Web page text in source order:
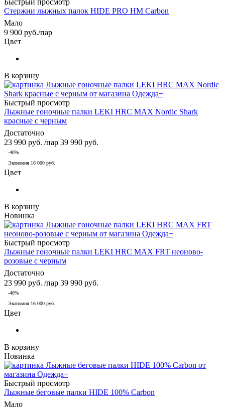
Стержни лыжных палок HIDE PRO HM Carbon
Мало
9 900 руб./пар
Цвет
В корзину
Быстрый просмотр
Лыжные гоночные палки LEKI HRC MAX Nordic Shark
красные с черным
Достаточно
23 990 руб. /пар 39 990 руб.
-40%
Экономия 16 000 руб.
Цвет
В корзину
Новинка
Быстрый просмотр
Лыжные гоночные палки LEKI HRC MAX FRT неоново-
розовые с черным
Достаточно
23 990 руб. /пар 39 990 руб.
-40%
Экономия 16 000 руб.
Цвет
В корзину
Новинка
Быстрый просмотр
Лыжные беговые палки HIDE 100% Carbon
Мало